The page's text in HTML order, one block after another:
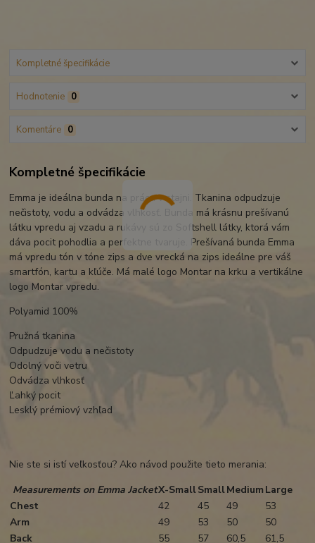
Kompletné špecifikácie
Hodnotenie 0
Komentáre 0
Kompletné špecifikácie
Emma je ideálna bunda na prácu v stajni. Tkanina odpudzuje
nečistoty, vodu a odvádza vlhkosť. Bunda má krásnu prešívanú
látku vpredu aj vzadu a rukávy sú zo Softshell látky, ktorá vám
dáva pocit pohodlia a perfektne tvaruje. Prešívaná bunda Emma
má vpredu tón v tóne zips a dve vrecká na zips ideálne pre váš
smartfón, kartu a kľúče. Má malé logo Montar na krku a vertikálne
logo Montar vpredu.
Polyamid 100%
Pružná tkanina
Odpudzuje vodu a nečistoty
Odolný voči vetru
Odvádza vlhkosť
Ľahký pocit
Lesklý prémiový vzhľad
Nie ste si istí veľkosťou? Ako návod použite tieto merania:
Measurements on Emma JacketX-SmallSmallMediumLarge
Chest
42 45 49
53
Arm
49 53 50
50
Back
55 57 60,5
61,5